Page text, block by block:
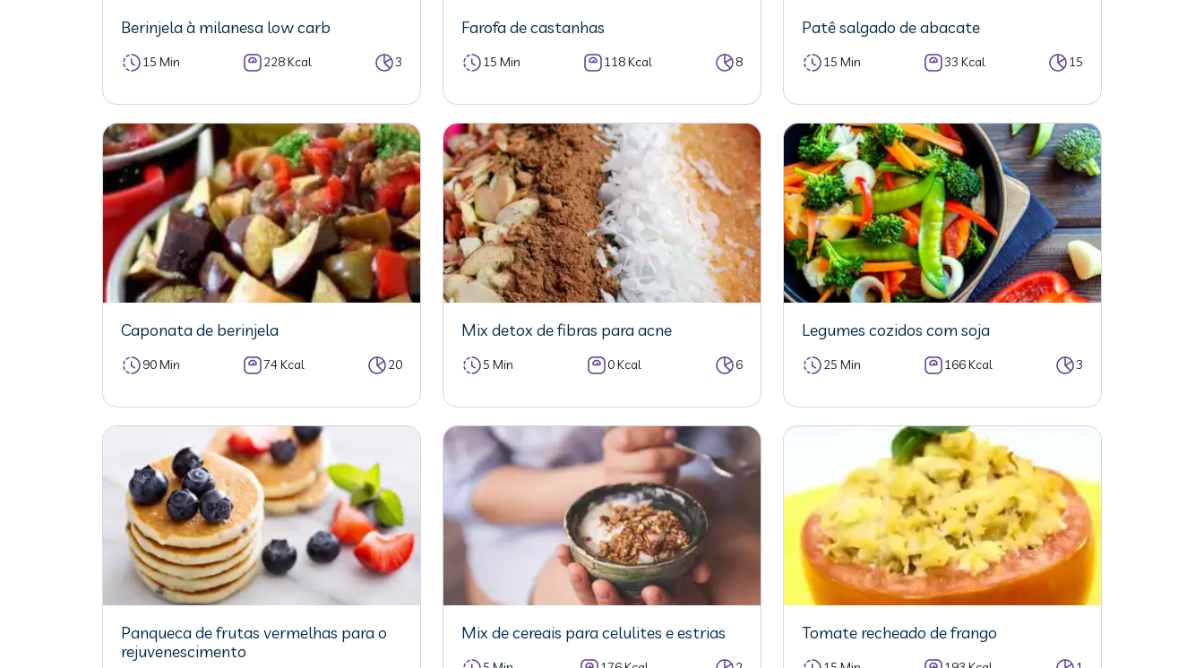
Berinjela à milanesa low carb
15 Min 228 Kcal 3
Farofa de castanhas
15 Min 118 Kcal 8
Patê salgado de abacate
15 Min 33 Kcal 15
Caponata de berinjela
90 Min 74 Kcal 20
Mix detox de fibras para acne
5 Min 0 Kcal 6
Legumes cozidos com soja
25 Min 166 Kcal 3
Panqueca de frutas vermelhas para o
rejuvenescimento
Mix de cereais para celulites e estrias Tomate recheado de frango